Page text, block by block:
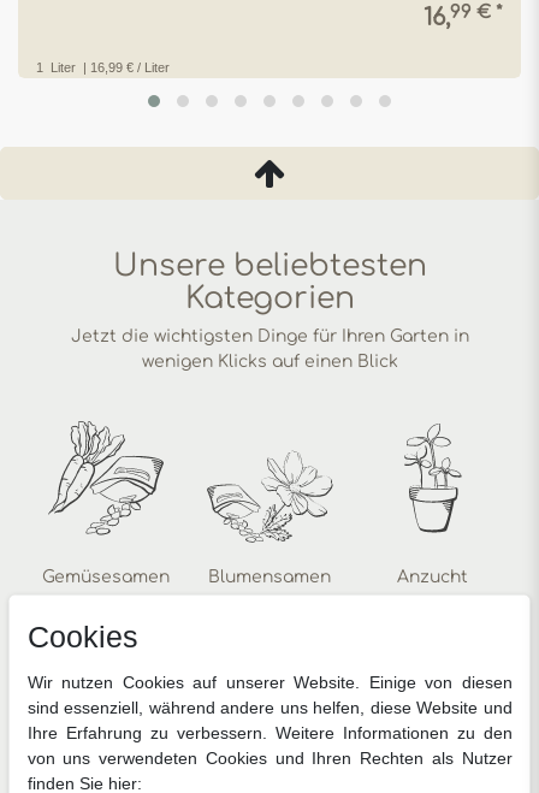
16,99 € *
1 Liter | 16,99 € / Liter
Unsere beliebtesten
Kategorien
Jetzt die wichtigsten Dinge für Ihren Garten in
wenigen Klicks auf einen Blick
Gemüsesamen Blumensamen Anzucht
Zimmerpflanzen
Cookies
Wir nutzen Cookies auf unserer Website. Einige von diesen
sind essenziell, während andere uns helfen, diese Website und
Ihre Erfahrung zu verbessern. Weitere Informationen zu den
von uns verwendeten Cookies und Ihren Rechten als Nutzer
finden Sie hier: